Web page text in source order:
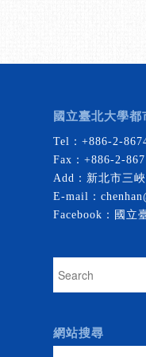
國立臺北大學
Tel： +886-2-
Fax：+886-2-
Add：新北市三
E-mail：
Facebook： 國立
網站搜尋